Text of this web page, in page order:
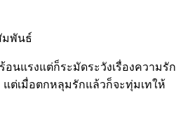
มพันธ์
นแรงแต่ก็ระมัดระวังเรื่องความรัก
ต่เมื่อตกหลุมรักแล้วก็จะทุ่มเทให้